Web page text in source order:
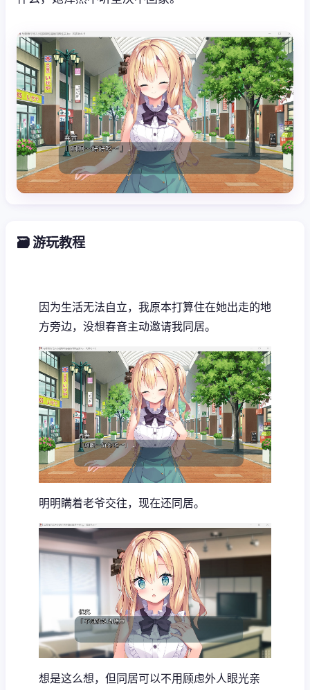
🗃️ 游玩教程
因为生活无法自立，我原本打算住在她出走的地
方旁边，没想春音主动邀请我同居。
明明瞒着老爷交往，现在还同居。
想是这么想，但同居可以不用顾虑外人眼光亲